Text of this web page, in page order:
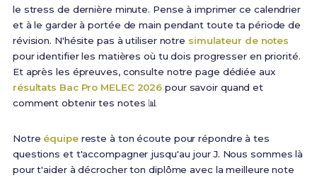
le stress de dernière minute. Pense à imprimer ce calendrier
et à le garder à portée de main pendant toute ta période de
révision. N'hésite pas à utiliser notre simulateur de notes
pour identifier les matières où tu dois progresser en priorité.
Et après les épreuves, consulte notre page dédiée aux
résultats Bac Pro MELEC 2026 pour savoir quand et
comment obtenir tes notes 📊
Notre équipereste à ton écoute pour répondre à tes
questions et t'accompagner jusqu'au jour J. Nous sommes là
pour t'aider à décrocher ton diplôme avec la meilleure note